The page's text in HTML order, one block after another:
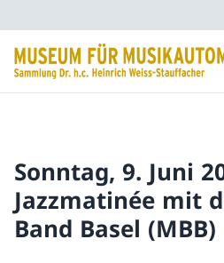
Sonntag, 9. Juni
Jazzmatinée mit
Band Basel (MBB)